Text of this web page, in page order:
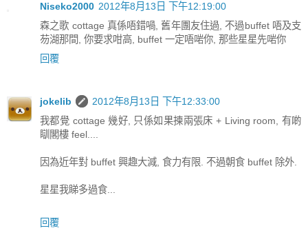
Niseko2000 2012年8月13日 下午12:19:00
森之歌 cottage 真係唔錯喎, 舊年團友住過, 不過buffet 唔及支
芴湖那間, 你要求咁高, buffet 一定唔啱你, 那些星星先啱你
回覆
jokelib
2012年8月13日 下午12:33:00
我都覺 cottage 幾好, 只係如果揀兩張床 + Living room, 有啲
瞓閣樓 feel....
因為近年對 buffet 興趣大減, 食力有限. 不過朝食 buffet 除外.
星星我睇多過食...
回覆